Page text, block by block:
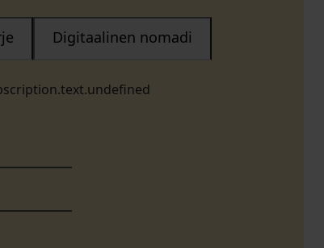
Digitaalinen nomadi